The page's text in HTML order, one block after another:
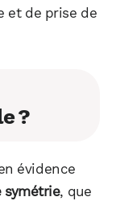
et de prise de
?
évidence
symétrie, que